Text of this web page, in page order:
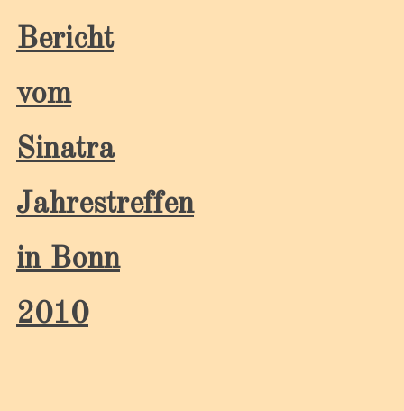
Bericht
vom
Sinatra
Jahrestreffen
in Bonn
2010